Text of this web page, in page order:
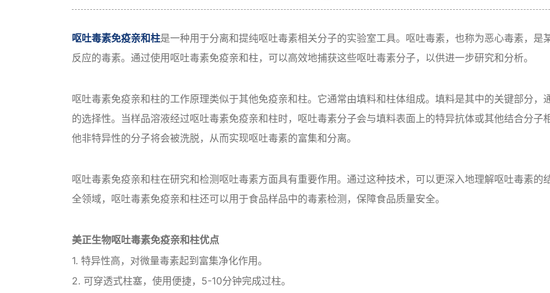
呕吐毒素免疫亲和柱是一种用于分离和提纯呕吐毒素相关分子的实验室工具。呕吐毒素，也称为恶心毒素，
反应的毒素。通过使用呕吐毒素免疫亲和柱，可以高效地捕获这些呕吐毒素分子，以供进一步研究和分析。
呕吐毒素免疫亲和柱的工作原理类似于其他免疫亲和柱。它通常由填料和柱体组成。填料是其中的关键部分
的选择性。当样品溶液经过呕吐毒素免疫亲和柱时，呕吐毒素分子会与填料表面上的特异抗体或其他结合分
他非特异性的分子将会被洗脱，从而实现呕吐毒素的富集和分离。
呕吐毒素免疫亲和柱在研究和检测呕吐毒素方面具有重要作用。通过这种技术，可以更深入地理解呕吐毒素
全领域，呕吐毒素免疫亲和柱还可以用于食品样品中的毒素检测，保障食品质量安全。
美正生物呕吐毒素免疫亲和柱优点
1. 特异性高，对微量毒素起到富集净化作用。
2. 可穿透式柱塞，使用便捷，5-10分钟完成过柱。